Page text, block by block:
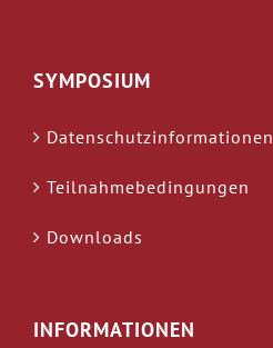
SYMPOSIUM
Datenschutzinformationen
Teilnahmebedingungen
Downloads
INFORMATIONEN